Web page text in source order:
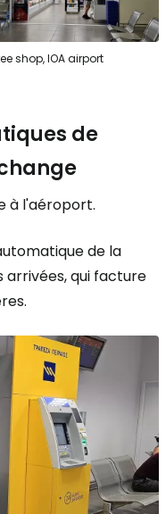
shop, IOA airport
de
à l'aéroport.
de la
arrivées, qui facture